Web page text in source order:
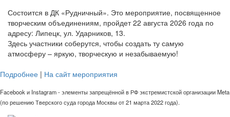
Состоится в ДК «Рудничный». Это мероприятие, посвященное
творческим объединениям, пройдет 22 августа 2026 года по
адресу: Липецк, ул. Ударников, 13.
Здесь участники соберутся, чтобы создать ту самую
атмосферу – яркую, творческую и незабываемую!
Подробнее | На сайт мероприятия
Facebook и Instagram - элементы запрещённой в РФ экстремистской организации Meta
(по решению Тверского суда города Москвы от 21 марта 2022 года).